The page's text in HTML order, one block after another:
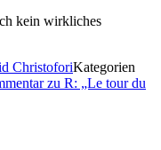
kein wirkliches
ChristoforiKategorien
zu R: „Le tour du